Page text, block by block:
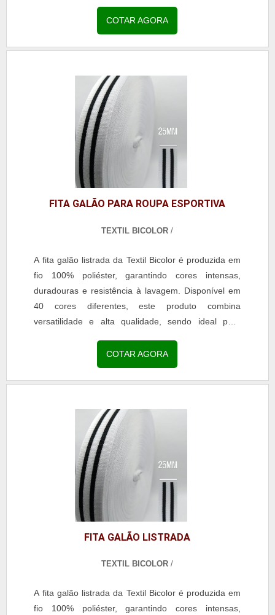
acabamento uniforme e toque macio, a fita é perfeita
para decoração de uniformes escolares, roupas
profissionais, jeans, calças legging, reforço de gola
mochilas. A escolha pela fita galão listrada assegura
durabilidade, estética refinada e resistência,
agregando valor às criações e atendendo às
demandas de clientes exigentes.
COTAR AGORA
FITA GALÃO PARA ROUPA ESPORTIVA
TEXTIL BICOLOR /
A fita galão listrada da Textil Bicolor é produzida em
fio 100% poliéster, garantindo cores intensas,
duradouras e resistência à lavagem. Disponível em
40 cores diferentes, este produto combina
versatilidade e alta qualidade, sendo ideal para
acabamento uniforme e toque macio, a fita é perfeita
para decoração de uniformes escolares, roupas
profissionais, jeans, calças legging, reforço de gola
mochilas. A escolha pela fita galão listrada assegura
durabilidade, estética refinada e resistência,
agregando valor às criações e atendendo às
demandas de clientes exigentes.
COTAR AGORA
FITA GALÃO LISTRADA
TEXTIL BICOLOR /
A fita galão listrada da Textil Bicolor é produzida em
fio 100% poliéster, garantindo cores intensas,